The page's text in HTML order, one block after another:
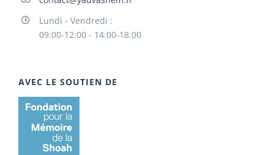
Lundi - Vendredi :
09:00-12:00 - 14:00-18:00
AVEC LE SOUTIEN DE